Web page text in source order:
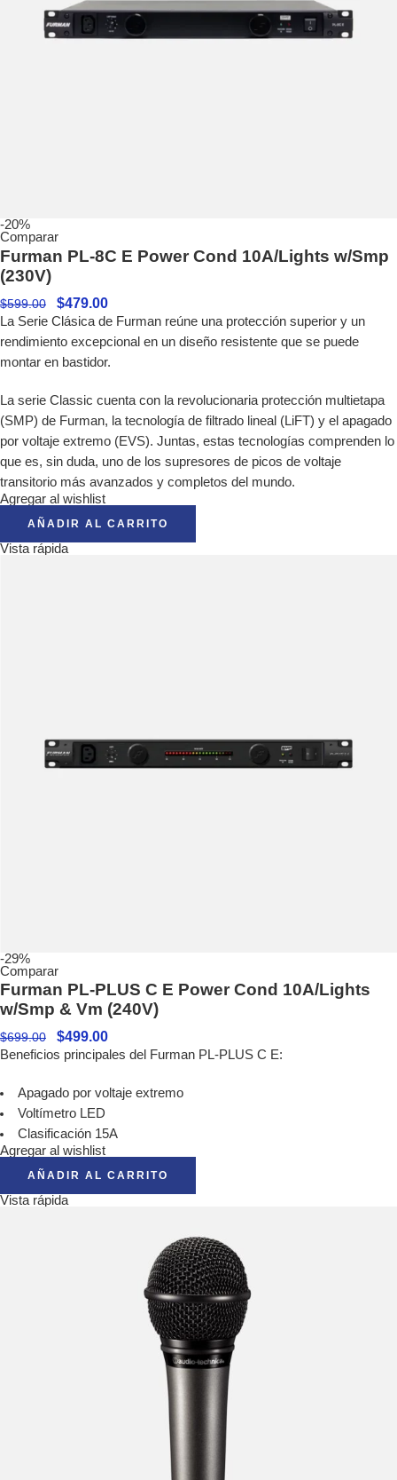
-20%
Comparar
Furman PL-8C E Power Cond 10A/Lights w/Smp
(230V)
$599.00 $479.00
La Serie Clásica de Furman reúne una protección superior y un
rendimiento excepcional en un diseño resistente que se puede
montar en bastidor.
La serie Classic cuenta con la revolucionaria protección multietapa
(SMP) de Furman, la tecnología de filtrado lineal (LiFT) y el apagado
por voltaje extremo (EVS). Juntas, estas tecnologías comprenden lo
que es, sin duda, uno de los supresores de picos de voltaje
transitorio más avanzados y completos del mundo.
Agregar al wishlist
AÑADIR AL CARRITO
Vista rápida
-29%
Comparar
Furman PL-PLUS C E Power Cond 10A/Lights
w/Smp & Vm (240V)
$699.00 $499.00
Beneficios principales del Furman PL-PLUS C E:
Apagado por voltaje extremo
Voltímetro LED
Clasificación 15A
Agregar al wishlist
AÑADIR AL CARRITO
Vista rápida